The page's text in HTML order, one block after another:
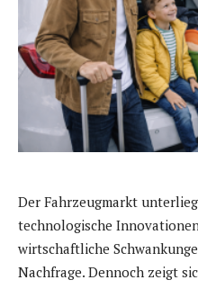
Der Fahrzeugmarkt
technologische
wirtschaftliche
Nachfrage. Dennoch zeigt